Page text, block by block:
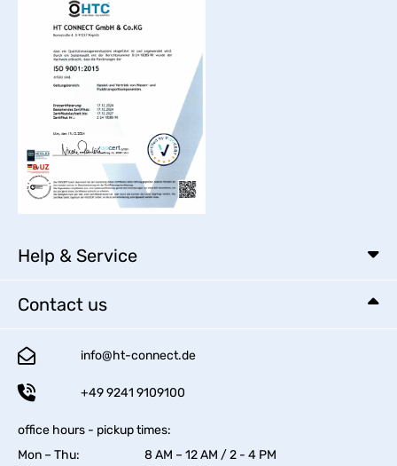
Help & Service
Contact us
info@ht-connect.de
+49 9241 9109100
office hours - pickup times:
Mon – Thu:
8 AM – 12 AM / 2 - 4 PM